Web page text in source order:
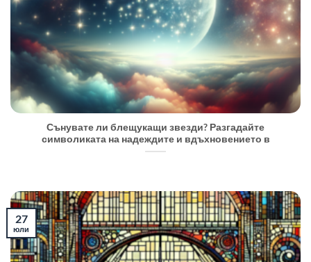
Сънувате ли блещукащи звезди? Разгадайте
символиката на надеждите и вдъхновението в
27
юли